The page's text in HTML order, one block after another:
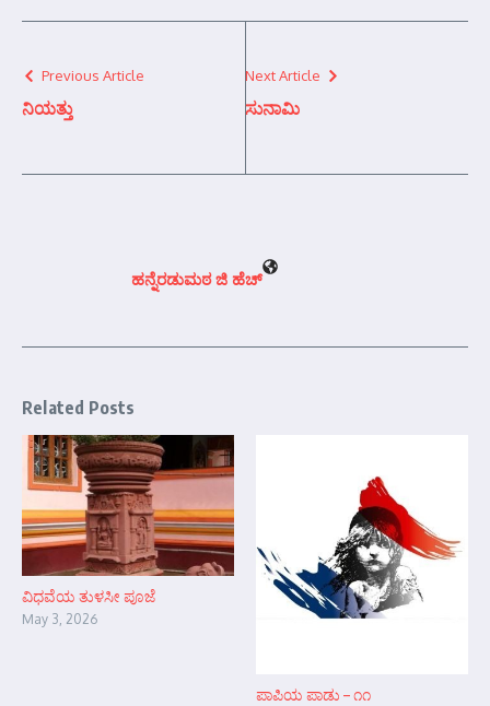
Previous Article
ನಿಯತ್ತು
Next Article
ಸುನಾಮಿ
ಹನ್ನೆರಡುಮಠ ಜಿ ಹೆಚ್
Related Posts
ವಿಧವೆಯ ತುಳಸೀ ಪೂಜೆ
May 3, 2026
ಪಾಪಿಯ ಪಾಡು – ೧೧